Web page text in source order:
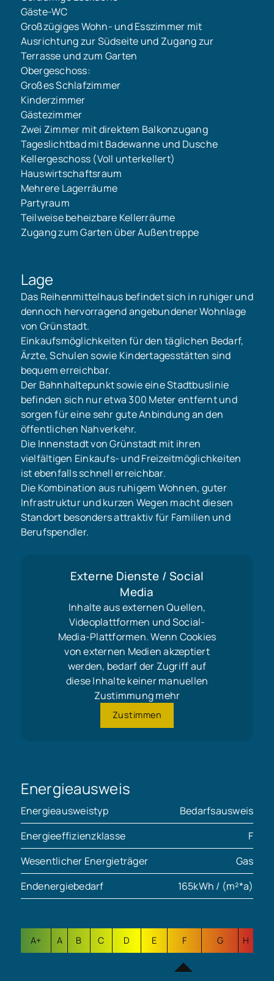
Gäste-WC
Großzügiges Wohn- und Esszimmer mit
Ausrichtung zur Südseite und Zugang zur
Terrasse und zum Garten
Obergeschoss:
Großes Schlafzimmer
Kinderzimmer
Gästezimmer
Zwei Zimmer mit direktem Balkonzugang
Tageslichtbad mit Badewanne und Dusche
Kellergeschoss (Voll unterkellert)
Hauswirtschaftsraum
Mehrere Lagerräume
Partyraum
Teilweise beheizbare Kellerräume
Zugang zum Garten über Außentreppe
Lage
Das Reihenmittelhaus befindet sich in ruhiger und
dennoch hervorragend angebundener Wohnlage
von Grünstadt.
Einkaufsmöglichkeiten für den täglichen Bedarf,
Ärzte, Schulen sowie Kindertagesstätten sind
bequem erreichbar.
Der Bahnhaltepunkt sowie eine Stadtbuslinie
befinden sich nur etwa 300 Meter entfernt und
sorgen für eine sehr gute Anbindung an den
öffentlichen Nahverkehr.
Die Innenstadt von Grünstadt mit ihren
vielfältigen Einkaufs- und Freizeitmöglichkeiten
ist ebenfalls schnell erreichbar.
Die Kombination aus ruhigem Wohnen, guter
Infrastruktur und kurzen Wegen macht diesen
Standort besonders attraktiv für Familien und
Berufspendler.
Externe Dienste / Social
Media
Inhalte aus externen Quellen,
Videoplattformen und Social-
Media-Plattformen. Wenn Cookies
von externen Medien akzeptiert
werden, bedarf der Zugriff auf
diese Inhalte keiner manuellen
Zustimmung mehr
Zustimmen
Energieausweis
Energieausweistyp
Bedarfsausweis
Energieeffizienzklasse
F
Wesentlicher Energieträger
Gas
Endenergiebedarf
165kWh / (m²*a)
A+ A B C D E F G H